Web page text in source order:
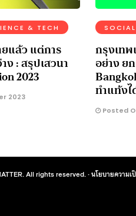
& TECH
แล้ว แต่การ
ง : สรุปเสวนา
2023
2023
SOCIAL
กรุงเทพ
อย่าง ย
ทำแท้ง
Posted
All rights reserved. ·นโยบายความเ